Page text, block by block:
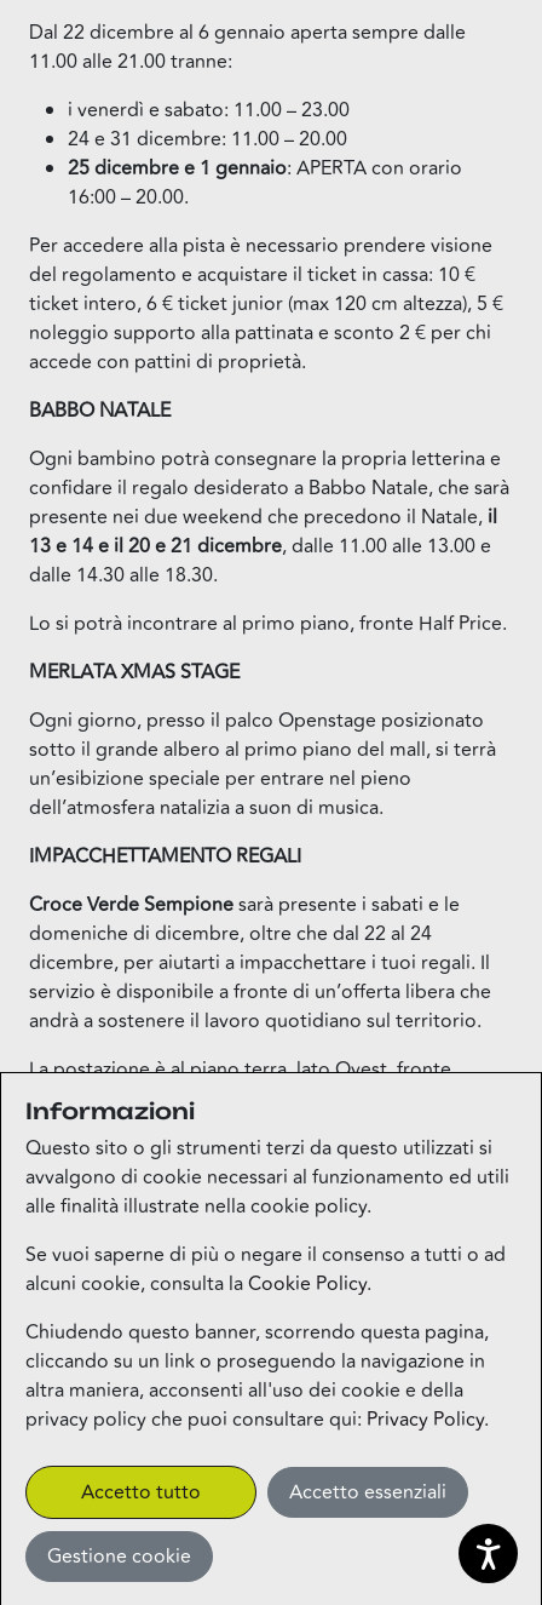
Dal 22 dicembre al 6 gennaio aperta sempre dalle
11.00 alle 21.00 tranne:
i venerdì e sabato: 11.00 – 23.00
24 e 31 dicembre: 11.00 – 20.00
25 dicembre e 1 gennaio: APERTA con orario
16:00 – 20.00.
Per accedere alla pista è necessario prendere visione
del regolamento e acquistare il ticket in cassa: 10 €
ticket intero, 6 € ticket junior (max 120 cm altezza), 5 €
noleggio supporto alla pattinata e sconto 2 € per chi
accede con pattini di proprietà.
BABBO NATALE
Ogni bambino potrà consegnare la propria letterina e
confidare il regalo desiderato a Babbo Natale, che sarà
presente nei due weekend che precedono il Natale, il
13 e 14 e il 20 e 21 dicembre, dalle 11.00 alle 13.00 e
dalle 14.30 alle 18.30.
Lo si potrà incontrare al primo piano, fronte Half Price.
MERLATA XMAS STAGE
Ogni giorno, presso il palco Openstage posizionato
sotto il grande albero al primo piano del mall, si terrà
un’esibizione speciale per entrare nel pieno
dell’atmosfera natalizia a suon di musica.
IMPACCHETTAMENTO REGALI
Croce Verde Sempionesarà presente i sabati e le
domeniche di dicembre, oltre che dal 22 al 24
dicembre, per aiutarti a impacchettare i tuoi regali. Il
servizio è disponibile a fronte di un’offerta libera che
andrà a sostenere il lavoro quotidiano sul territorio.
La postazione è al piano terra, lato Ovest, fronte
Mondadori.
Informazioni
Questo sito o gli strumenti terzi da questo utilizzati si
avvalgono di cookie necessari al funzionamento ed utili
alle finalità illustrate nella cookie policy.
Se vuoi saperne di più o negare il consenso a tutti o ad
alcuni cookie, consulta laCookie Policy.
Chiudendo questo banner, scorrendo questa pagina,
cliccando su un link o proseguendo la navigazione in
altra maniera, acconsenti all'uso dei cookie e della
privacy policy che puoi consultare qui: Privacy Policy.
Accetto tutto Accetto essenziali
Gestione cookie
Contatti
More